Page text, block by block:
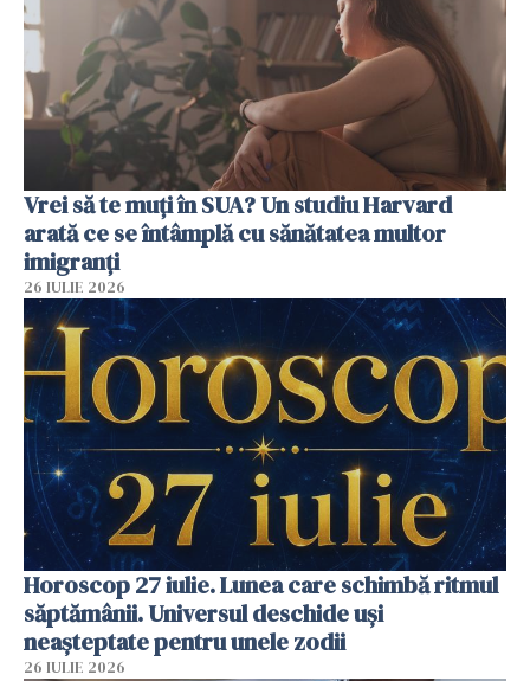
Vrei să te muți în SUA? Un studiu Harvard
arată ce se întâmplă cu sănătatea multor
imigranți
26 IULIE 2026
Horoscop 27 iulie. Lunea care schimbă ritmul
săptămânii. Universul deschide uși
neașteptate pentru unele zodii
26 IULIE 2026